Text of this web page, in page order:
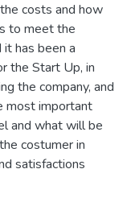
costs and how
to meet the
has been a
the Start Up, in
the company, and
most important
and what will be
costumer in
satisfactions